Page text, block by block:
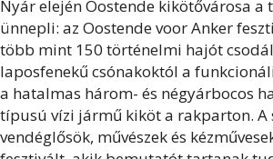
Nyár elején Oostende kikötővárosa a
ünnepli: az Oostende voor Anker
több mint 150 történelmi hajót
laposfenekű csónakoktól a
a hatalmas három- és négyárbocos
típusú vízi jármű kiköt a rakparton. A
vendéglősök, művészek és